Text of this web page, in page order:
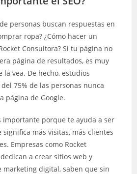
personas buscan respuestas en
ropa? ¿Cómo hacer un
Consultora? Si tu página no
página de resultados, es muy
vea. De hecho, estudios
75% de las personas nunca
página de Google.
importante porque te ayuda a ser
significa más visitas, más clientes
Empresas como Rocket
a crear sitios web y
marketing digital, saben que sin